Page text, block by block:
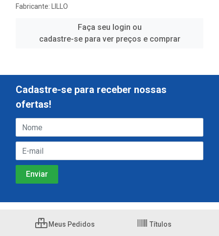
Fabricante:
LILLO
Faça seu login ou
cadastre-se para ver preços e comprar
Cadastre-se para receber nossas
ofertas!
Meus Pedidos Títulos